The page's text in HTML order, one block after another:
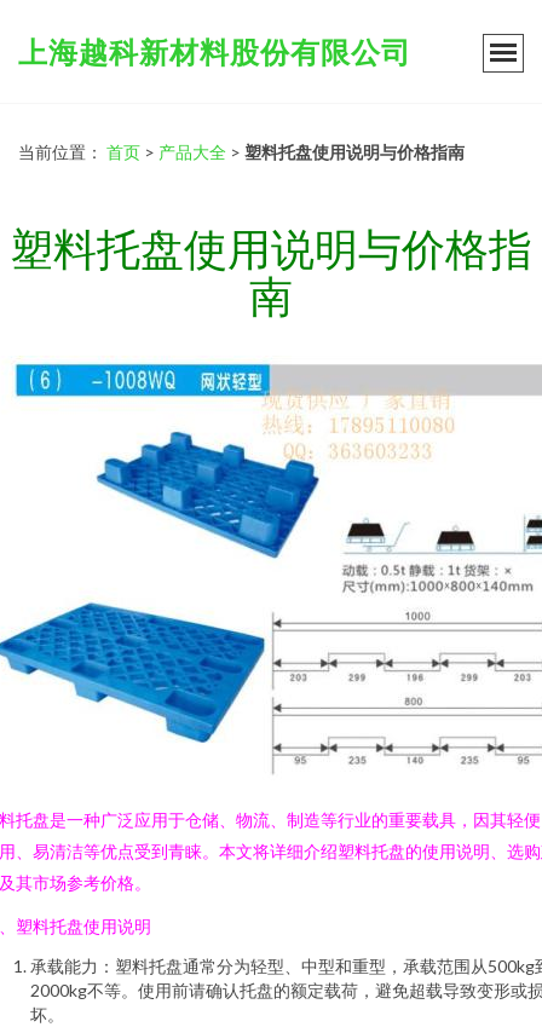
上海越科新材料股份有限公司
当前位置： 首页 > 产品大全 > 塑料托盘使用说明与价格指南
塑料托盘使用说明与价格指
南
托盘是一种广泛应用于仓储、物流、制造等行业的重要载具，因其轻
、易清洁等优点受到青睐。本文将详细介绍塑料托盘的使用说明、选
其市场参考价格。
塑料托盘使用说明
承载能力：塑料托盘通常分为轻型、中型和重型，承载范围从500kg
2000kg不等。使用前请确认托盘的额定载荷，避免超载导致变形或
坏。